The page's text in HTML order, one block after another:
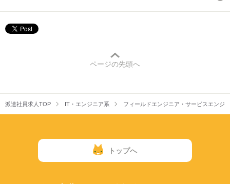
ページの先頭へ
派遣社員求人TOP IT・エンジニア系 フィールドエンジニア・サービスエンジ
トップへ